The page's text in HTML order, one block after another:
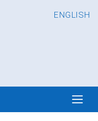
ENGLISH